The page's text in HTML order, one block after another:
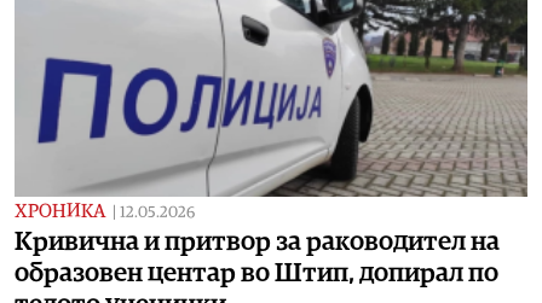
ХРОНИКА 12.05.2026
Кривична и притвор за раководител на
образовен центар во Штип, допирал по